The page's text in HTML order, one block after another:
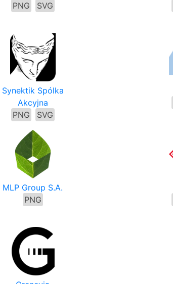
PNG
SVG
Synektik Spólka
Akcyjna
PNG
SVG
MLP Group S.A.
PNG